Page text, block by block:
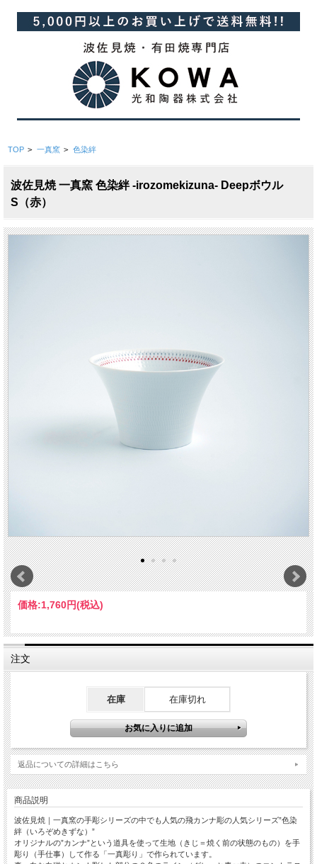
TOP > 一真窯 > 色染絆
波佐見焼 一真窯 色染絆 -irozomekizuna- Deepボウル
S（赤）
価格:1,760円(税込)
注文
在庫 在庫切れ
返品についての詳細はこちら
商品説明
波佐見焼｜一真窯の手彫シリーズの中でも人気の飛カンナ彫の人気シリーズ”色染
絆（いろぞめきずな）”
オリジナルの”カンナ”という道具を使って生地（きじ＝焼く前の状態のもの）を手
彫り（手仕事）して作る「一真彫り」で作られています。